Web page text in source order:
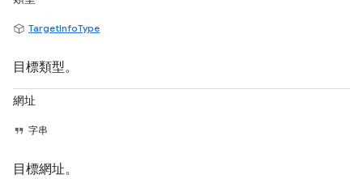
TargetInfoType
目標類型。
網址
字串
目標網址。